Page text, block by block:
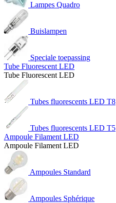
Lampes Quadro
Buislampen
Speciale toepassing
Tube Fluorescent LED
Tube Fluorescent LED
Tubes fluorescents LED T8
Tubes fluorescents LED T5
Ampoule Filament LED
Ampoule Filament LED
Ampoules Standard
Ampoules Sphérique